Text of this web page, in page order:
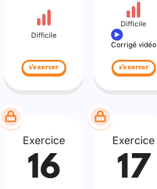
Difficile
s'exercer
Difficile
Corrigé vidéo
s'exercer
Exercice
16
Exercice
17